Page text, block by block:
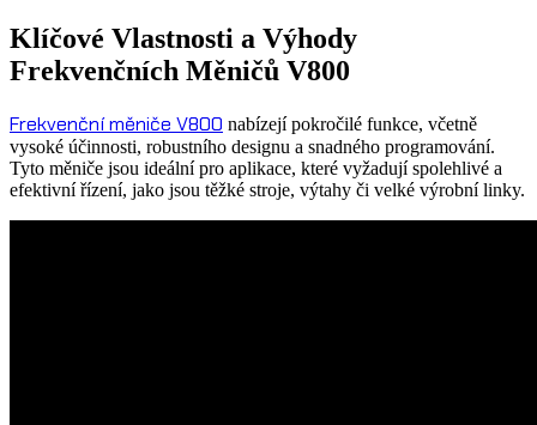
Klíčové Vlastnosti a Výhody
Frekvenčních Měničů V800
Frekvenční měniče V800 nabízejí pokročilé funkce, včetně
vysoké účinnosti, robustního designu a snadného programování.
Tyto měniče jsou ideální pro aplikace, které vyžadují spolehlivé a
efektivní řízení, jako jsou těžké stroje, výtahy či velké výrobní linky.